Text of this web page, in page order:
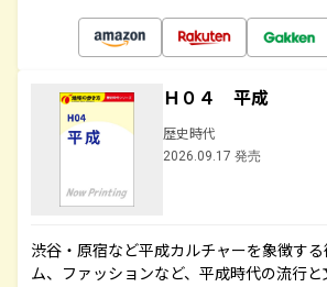
Ｈ０４ 平成
歴史時代
2026.09.17 発売
渋谷・原宿など平成カルチャーを象徴す
ム、ファッションなど、平成時代の流行と